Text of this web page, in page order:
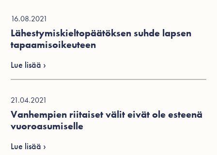
21.04.2021
Vanhempien riitaiset välit eivät ole esteenä
vuoroasumiselle
Lue lisää ›
16.08.2021
Lähestymiskieltopäätöksen suhde lapsen
tapaamisoikeuteen
Lue lisää ›